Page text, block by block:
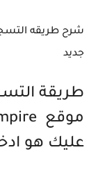
جديد
طريقة
عليك هو